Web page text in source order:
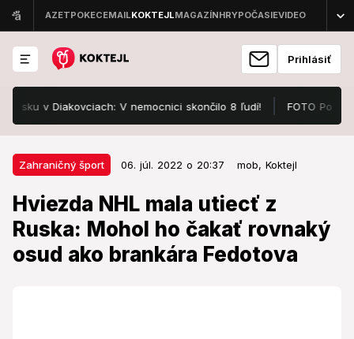
Prihlásiť
v Diakovciach: V nemocnici skončilo 8 ľudí! FOTO Pozrite, v
Zahraničný šport 06. júl. 2022 o 20:37 mob, Koktejl
Hviezda NHL mala utiecť z
Ruska: Mohol ho čakať rovnaký
osud ako brankára Fedotova
Zahraničný šport 06. júl. 2022 o 20:37
Hviezda NHL mala utiecť z Ruska:
Mohol ho čakať rovnaký osud ako
brankára Fedotova